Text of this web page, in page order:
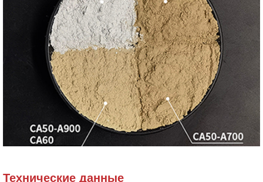
Технические данные